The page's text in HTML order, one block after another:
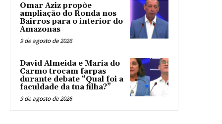
Omar Aziz propõe
ampliação do Ronda nos
Bairros para o interior do
Amazonas
9 de agosto de 2026
David Almeida e Maria do
Carmo trocam farpas
durante debate “Qual foi a
faculdade da tua filha?”
9 de agosto de 2026